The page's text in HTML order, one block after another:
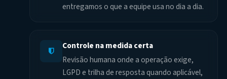
entregamos o que a equipe usa no dia a dia.
Controle na medida certa
Revisão humana onde a operação exige,
LGPD e trilha de resposta quando aplicável,